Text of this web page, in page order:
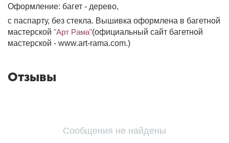
Оформление: багет - дерево,
с паспарту, без стекла. Вышивка оформлена в багетной
мастерской "Арт Рама"(официальный сайт багетной
мастерской - www.art-rama.com.)
Отзывы
Сообщения не найдены